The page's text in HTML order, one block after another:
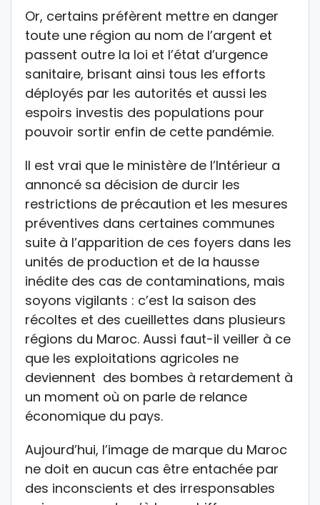
Or, certains préfèrent mettre en danger
toute une région au nom de l’argent et
passent outre la loi et l’état d’urgence
sanitaire, brisant ainsi tous les efforts
déployés par les autorités et aussi les
espoirs investis des populations pour
pouvoir sortir enfin de cette pandémie.
Il est vrai que le ministère de l’Intérieur a
annoncé sa décision de durcir les
restrictions de précaution et les mesures
préventives dans certaines communes
suite à l’apparition de ces foyers dans les
unités de production et de la hausse
inédite des cas de contaminations, mais
soyons vigilants : c’est la saison des
récoltes et des cueillettes dans plusieurs
régions du Maroc. Aussi faut-il veiller à ce
que les exploitations agricoles ne
deviennent des bombes à retardement à
un moment où on parle de relance
économique du pays.
Aujourd’hui, l’image de marque du Maroc
ne doit en aucun cas être entachée par
des inconscients et des irresponsables